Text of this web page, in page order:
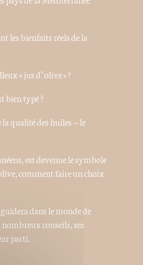
les bienfaits réels de la
« jus d’olive » ?
bien typé ?
qualité des huiles – le
est devenue le symbole
comment faire un choix
dans le monde de
conseils, ses
parti.